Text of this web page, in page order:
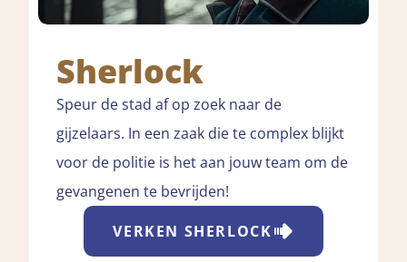
Sherlock
Speur de stad af op zoek naar de
gijzelaars. In een zaak die te complex blijkt
voor de politie is het aan jouw team om de
gevangenen te bevrijden!
VERKEN SHERLOCK